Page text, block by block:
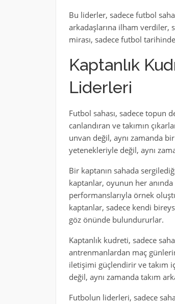
Bu liderler, sadece futbol
arkadaşlarına ilham verdiler,
mirası, sadece futbol
Kaptanlık
Liderleri
Futbol sahası, sadece topun
canlandıran ve takımın
unvan değil, aynı zamanda
yetenekleriyle değil, aynı
Bir kaptanın sahada
kaptanlar, oyunun her
performanslarıyla örnek
kaptanlar, sadece kendi
göz önünde bulundururlar.
Kaptanlık kudreti, sadece
antrenmanlardan maç
iletişimi güçlendirir ve takım
değil, aynı zamanda takım
Futbolun liderleri, sadece